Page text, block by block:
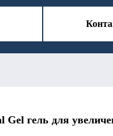
Gel гель для